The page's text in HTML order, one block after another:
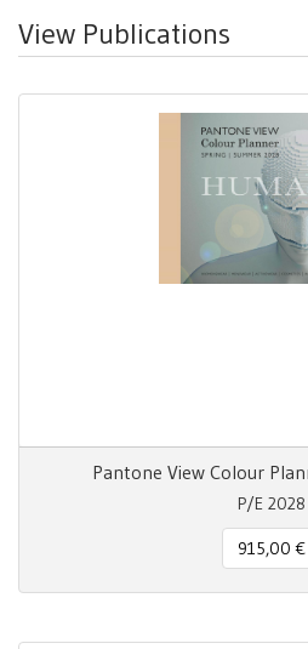
View Publications
Pantone View Colour
P/E 2028
915,00 €